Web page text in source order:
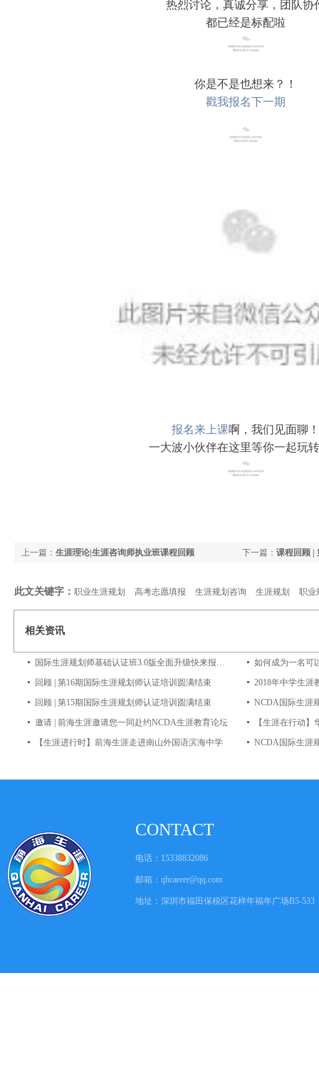
热烈讨论，真诚分享，团队协
都已经是标配啦
你是不是也想来？！
戳我报名下一期
报名来上课啊，我们见面聊！
一大波小伙伴在这里等你一起玩
下一篇： 课程回顾 |
上一篇： 生涯理论|生涯咨询师执业班课程回顾
此文关键字： 职业生涯规划 高考志愿填报 生涯规划咨询 生涯规划 职业
相关资讯
国际生涯规划师基础认证班3.0版全面升级快来报名吧~
如何成为一名可
回顾 | 第16期国际生涯规划师认证培训圆满结束
回顾 | 第15期国际生涯规划师认证培训圆满结束
邀请 | 前海生涯邀请您一同赴约NCDA生涯教育论坛
【生涯在行动
【生涯进行时】前海生涯走进南山外国语滨海中学
CONTACT
电话：15338832086
邮箱： qhcareer@qq.com
地址：深圳市福田保税区花样年福年广场B5-533